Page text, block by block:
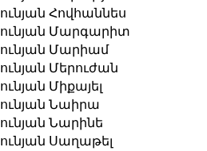
Հովհաննես
Մարգարիտ
Մարիամ
Մերուժան
Միքայել
Նաիրա
Նարինե
Սաղաթել